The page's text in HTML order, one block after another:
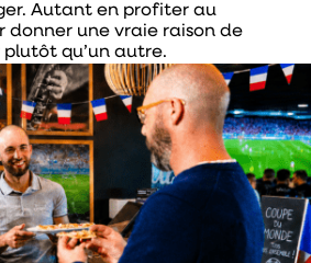
Autant en profiter au
donner une vraie raison de
qu’un autre.